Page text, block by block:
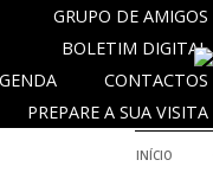
GRUPO DE AMIGOS
BOLETIM DIGITAL
CONTACTOS
PREPARE A SUA VISITA
INÍCIO